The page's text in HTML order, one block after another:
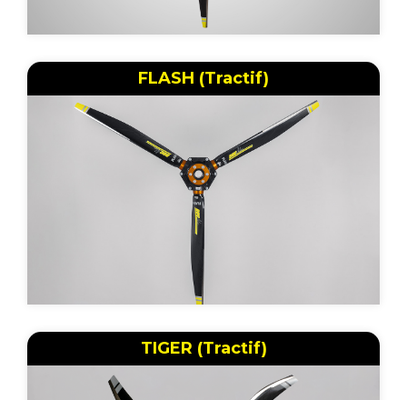
FLASH (Tractif)
TIGER (Tractif)